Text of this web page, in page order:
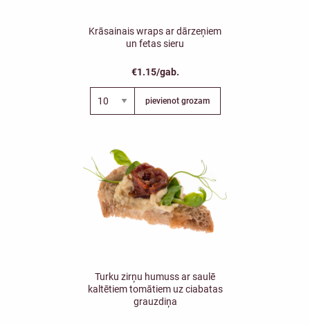
Krāsainais wraps ar dārzeņiem
un fetas sieru
€1.15/gab.
pievienot grozam
Turku zirņu humuss ar saulē
kaltētiem tomātiem uz ciabatas
grauzdiņa